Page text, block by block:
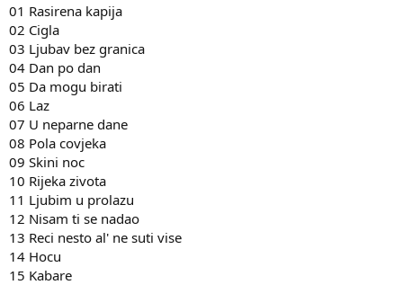
01 Rasirena kapija
02 Cigla
03 Ljubav bez granica
04 Dan po dan
05 Da mogu birati
06 Laz
07 U neparne dane
08 Pola covjeka
09 Skini noc
10 Rijeka zivota
11 Ljubim u prolazu
12 Nisam ti se nadao
13 Reci nesto al' ne suti vise
14 Hocu
15 Kabare